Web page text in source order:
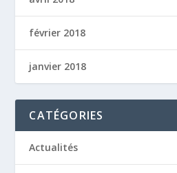
février 2018
janvier 2018
CATÉGORIES
Actualités